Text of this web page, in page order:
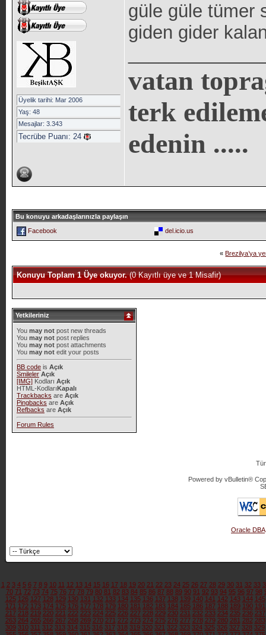
Üyelik tarihi: Mar 2006
Yaş: 48
Mesajlar: 3.343
Tecrübe Puanı: 24
güle güle tümer
giden gider
vatan
terk
edenin .....
Bu konuyu arkadaşlarınızla paylaşın
Facebook
del.icio.us
« Brezilya’ya
Konuyu Toplam 1 Üye okuyor.(0 Kayıtlı üye ve 1 Misafir)
Yetkileriniz
You may notpost new threads
You may notpost replies
You may notpost attachments
You may notedit your posts
BB codeis Açık
Smileler Açık
[IMG]Kodları Açık
HTML-KodlarıKapalı
Trackbacks are Açık
Pingbacks are Açık
Refbacks are Açık
Forum Rules
Powered by vBulletin®
Oracle DBA
1 2 3 4 5 6 7 8 9 10 11 12 13 14 15 16 17 18 19 20 21 22 23 24 25 26 27 28 29 30 31 32 33
70 71 72 73 74 75 76 77 78 79 80 81 82 83 84 85 86 87 88 89 90 91 92 93 94 95 96 97 98
125 126 127 128 129 130 131 132 133 134 135 136 137 138 139 140 141 142 143 144 145
171 172 173 174 175 176 177 178 179 180 181 182 183 184 185 186 187 188 189 190 191
217 218 219 220 221 222 223 224 225 226 227 228 229 230 231 232 233 234 235 236 237
263 264 265 266 267 268 269 270 271 272 273 274 275 276 277 278 279 280 281 282 283
309 310 311 312 313 314 315 316 317 318 319 320 321 322 323 324 325 326 327 328 329